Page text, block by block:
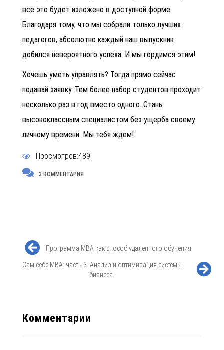
все это будет изложено в доступной форме.
Благодаря тому, что мы собрали только лучших
педагогов, абсолютно каждый наш выпускник
добился невероятного успеха. И мы гордимся этим!
Хочешь уметь управлять? Тогда прямо сейчас
подавай заявку. Тем более набор студентов проходит
несколько раз в год вместо одного. Стань
высококлассным специалистом без ущерба своему
личному времени. Мы тебя ждем!
Просмотров:489
3 КОММЕНТАРИЯ
Программа МВА как способ удаленного обучения
Сам себе MBA: часть 3. Анализ и оптимизация системы
бизнеса.
Комментарии